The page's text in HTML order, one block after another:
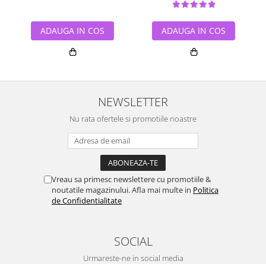
ADAUGA IN COS ADAUGA IN COS
NEWSLETTER
Nu rata ofertele si promotiile noastre
Vreau sa primesc newslettere cu promotiile &
noutatile magazinului. Afla mai multe in Politica
de Confidentialitate
SOCIAL
Urmareste-ne in social media